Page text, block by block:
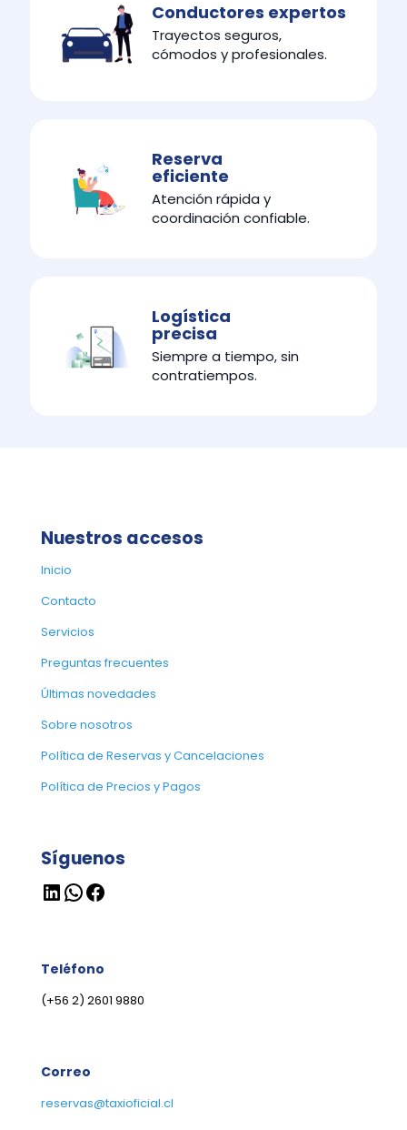
Conductores expertos
Trayectos seguros,
cómodos y profesionales.
Reserva
eficiente
Atención rápida y
coordinación confiable.
Logística
precisa
Siempre a tiempo, sin
contratiempos.
Nuestros accesos
Inicio
Contacto
Servicios
Preguntas frecuentes
Últimas novedades
Sobre nosotros
Política de Reservas y Cancelaciones
Política de Precios y Pagos
Síguenos
LinkedIn
WhatsApp
Facebook
Teléfono
(+56 2) 2601 9880
Correo
reservas@taxioficial.cl